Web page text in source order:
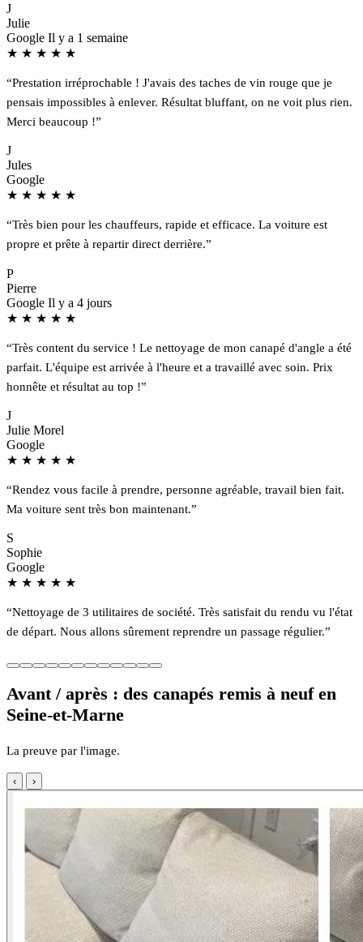
J
Julie
Google Il y a 1 semaine
★ ★ ★ ★ ★
“Prestation irréprochable ! J'avais des taches de vin rouge que je
pensais impossibles à enlever. Résultat bluffant, on ne voit plus rien.
Merci beaucoup !”
J
Jules
Google
★ ★ ★ ★ ★
“Très bien pour les chauffeurs, rapide et efficace. La voiture est
propre et prête à repartir direct derrière.”
P
Pierre
Google Il y a 4 jours
★ ★ ★ ★ ★
“Très content du service ! Le nettoyage de mon canapé d'angle a été
parfait. L'équipe est arrivée à l'heure et a travaillé avec soin. Prix
honnête et résultat au top !”
J
Julie Morel
Google
★ ★ ★ ★ ★
“Rendez vous facile à prendre, personne agréable, travail bien fait.
Ma voiture sent très bon maintenant.”
S
Sophie
Google
★ ★ ★ ★ ★
“Nettoyage de 3 utilitaires de société. Très satisfait du rendu vu l'état
de départ. Nous allons sûrement reprendre un passage régulier.”
Avant / après : des canapés remis à neuf en
Seine-et-Marne
La preuve par l'image.
‹ ›